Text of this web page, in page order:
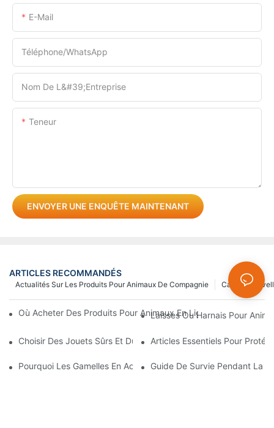
E-Mail
Téléphone/WhatsApp
Nom De L&#39;entreprise
Teneur
ENVOYER UNE ENQUÊTE MAINTENANT
ARTICLES RECOMMANDÉS
Cas
Actualités Sur Les Produits Pour Animaux De Compagnie
Où Acheter Des Produits Pour Animaux En Ligne ? Guide Des
Laisses Ou Harnais Pour
Choisir Des Jouets Sûrs Et Durables Pour Animaux De
Articles Essentiels Pour
Pourquoi Les Gamelles En Acier Inoxydable Pour Chiens Et
Guide De Survie Pendant La